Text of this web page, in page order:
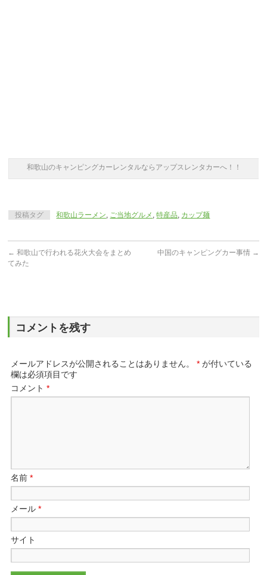
和歌山のキャンピングカーレンタルならアップスレンタカーへ！！
投稿タグ 和歌山ラーメン, ご当地グルメ ,特産品, カップ麺
← 和歌山で行われる花火大会をまとめ
てみた
中国のキャンピングカー事情 →
コメントを残す
メールアドレスが公開されることはありません。 * が付いている
欄は必須項目です
コメント*
名前*
メール*
サイト